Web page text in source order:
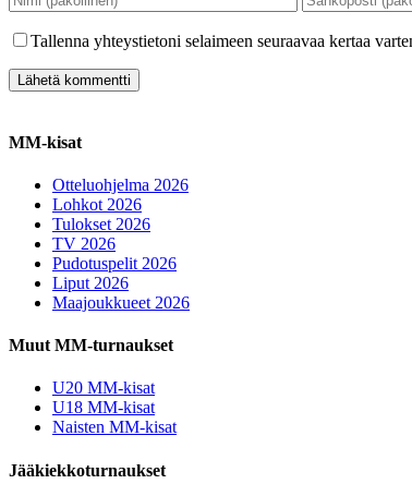
Tallenna yhteystietoni selaimeen seuraavaa kertaa
MM-kisat
Otteluohjelma 2026
Lohkot 2026
Tulokset 2026
TV 2026
Pudotuspelit 2026
Liput 2026
Maajoukkueet 2026
Muut MM-turnaukset
U20 MM-kisat
U18 MM-kisat
Naisten MM-kisat
Jääkiekkoturnaukset